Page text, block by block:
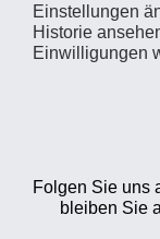
Einstellungen
Historie
Einwilligungen
Folgen Sie uns
bleiben Sie